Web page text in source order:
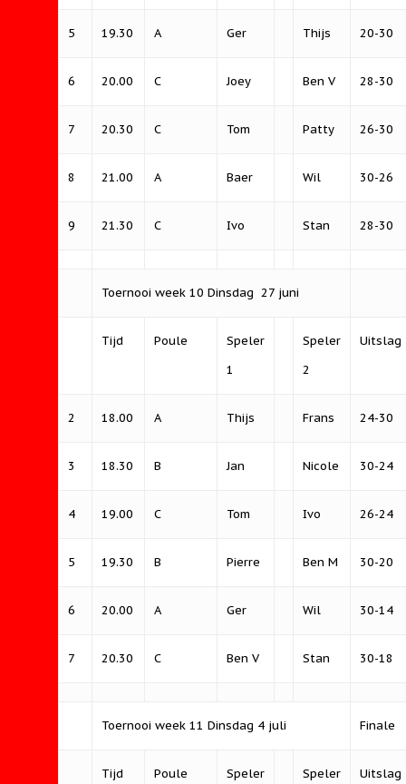
5 19.30 A Ger Thijs 20-30
6 20.00 C Joey Ben V 28-30
7 20.30 C Tom Patty 26-30
8 21.00 A Baer Wil 30-26
9 21.30 C Ivo Stan 28-30
Toernooi week 10 Dinsdag 27 juni
Tijd Poule
Speler
1
Speler
2
Uitslag
2 18.00 A Thijs Frans 24-30
3 18.30 B Jan Nicole 30-24
4 19.00 C Tom Ivo 26-24
5 19.30 B Pierre Ben M 30-20
6 20.00 A Ger Wil 30-14
7 20.30 C Ben V Stan 30-18
Toernooi week 11 Dinsdag 4 juli Finale
Tijd Poule
Speler
Speler
Uitslag